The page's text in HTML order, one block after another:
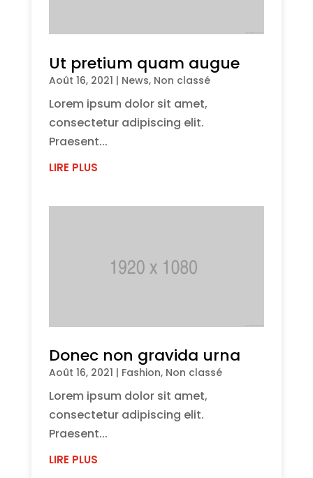
Ut pretium quam augue
Août 16, 2021 | News, Non classé
Lorem ipsum dolor sit amet,
consectetur adipiscing elit.
Praesent...
LIRE PLUS
Donec non gravida urna
Août 16, 2021 | Fashion, Non classé
Lorem ipsum dolor sit amet,
consectetur adipiscing elit.
Praesent...
LIRE PLUS